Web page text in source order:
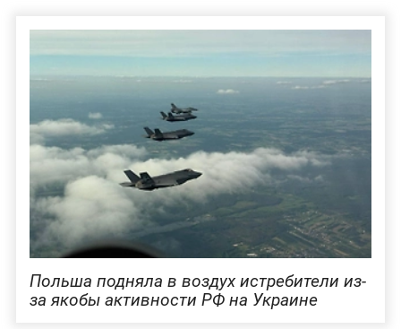
Польша подняла в воздух истребители из-
за якобы активности РФ на Украине